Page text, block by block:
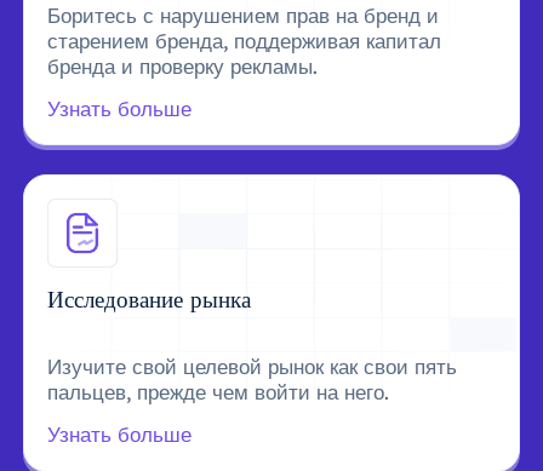
Боритесь с нарушением прав на бренд и
старением бренда, поддерживая капитал
бренда и проверку рекламы.
Узнать больше
Исследование рынка
Изучите свой целевой рынок как свои пять
пальцев, прежде чем войти на него.
Узнать больше